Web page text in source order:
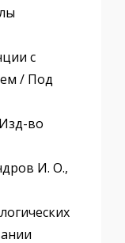
с
/ Под
во
И. О.,